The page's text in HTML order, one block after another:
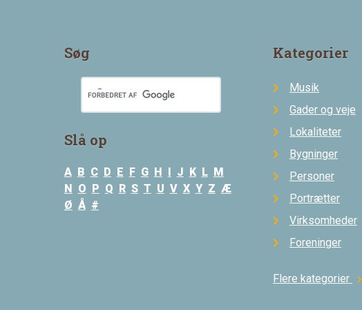
Søg
Slå op
A B C D E F G H I J K L M
N O P Q R S T U V X Y Z Æ
Ø Å #
Kategorier
Musik
Gader og veje
Lokaliteter
Bygninger
Personer
Portrætter
Virksomheder
Foreninger
Flere kategorier chevron_right